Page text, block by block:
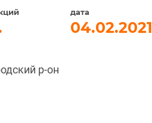
дата
04.02.2021
р-он